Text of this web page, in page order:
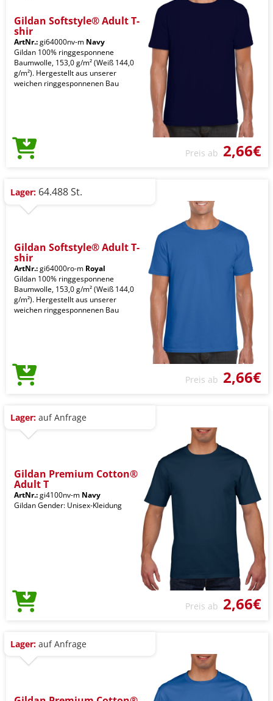
Gildan Softstyle® Adult T-
shir
ArtNr.:gi64000nv-m Navy
Gildan 100% ringgesponnene
Baumwolle, 153,0 g/m² (Weiß 144,0
g/m²). Hergestellt aus unserer
weichen ringgesponnenen Bau
Preis ab 2,66€
Lager: 64.488 St.
Gildan Softstyle® Adult T-
shir
ArtNr.:gi64000ro-m Royal
Gildan 100% ringgesponnene
Baumwolle, 153,0 g/m² (Weiß 144,0
g/m²). Hergestellt aus unserer
weichen ringgesponnenen Bau
Preis ab 2,66€
Lager: auf Anfrage
Gildan Premium Cotton®
Adult T
ArtNr.:gi4100nv-m Navy
Gildan Gender: Unisex-Kleidung
Preis ab 2,66€
Lager: auf Anfrage